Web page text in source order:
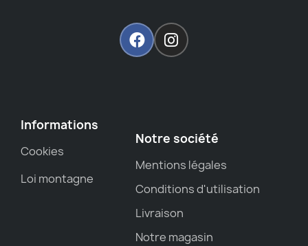
Informations
Cookies
Loi montagne
Notre société
Mentions légales
Conditions d'utilisation
Livraison
Notre magasin